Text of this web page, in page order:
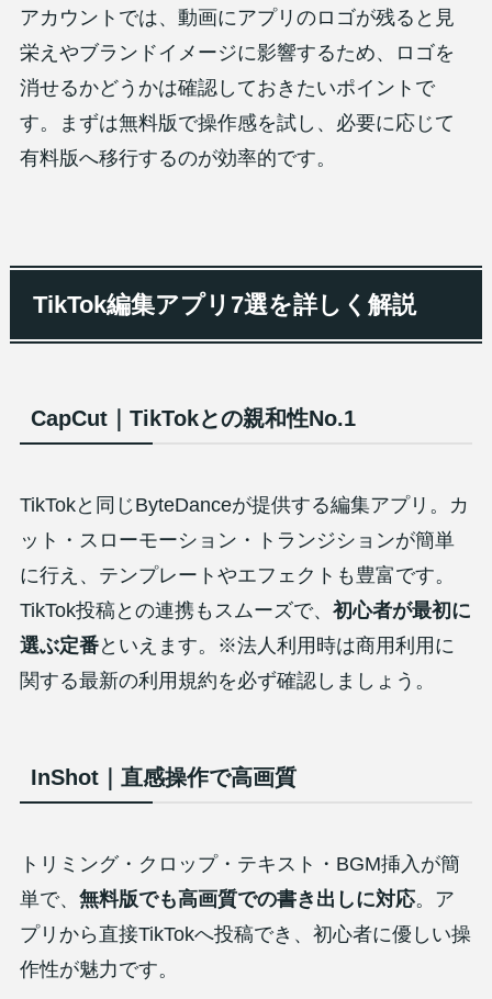
アカウントでは、動画にアプリのロゴが残ると見
栄えやブランドイメージに影響するため、ロゴを
消せるかどうかは確認しておきたいポイントで
す。まずは無料版で操作感を試し、必要に応じて
有料版へ移行するのが効率的です。
TikTok編集アプリ7選を詳しく解説
CapCut｜TikTokとの親和性No.1
TikTokと同じByteDanceが提供する編集アプリ。カ
ット・スローモーション・トランジションが簡単
に行え、テンプレートやエフェクトも豊富です。
TikTok投稿との連携もスムーズで、 初心者が最初に
選ぶ定番といえます。※法人利用時は商用利用に
関する最新の利用規約を必ず確認しましょう。
InShot｜直感操作で高画質
トリミング・クロップ・テキスト・BGM挿入が簡
単で、 無料版でも高画質での書き出しに対応。ア
プリから直接TikTokへ投稿でき、初心者に優しい操
作性が魅力です。